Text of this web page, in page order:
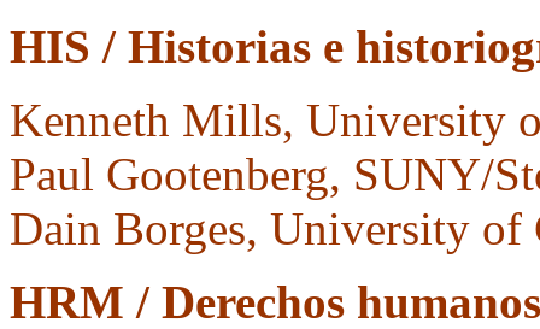
HIS / Historias e
Kenneth Mills, University
Paul Gootenberg, SUNY/
Dain Borges, University of
HRM / Derechos